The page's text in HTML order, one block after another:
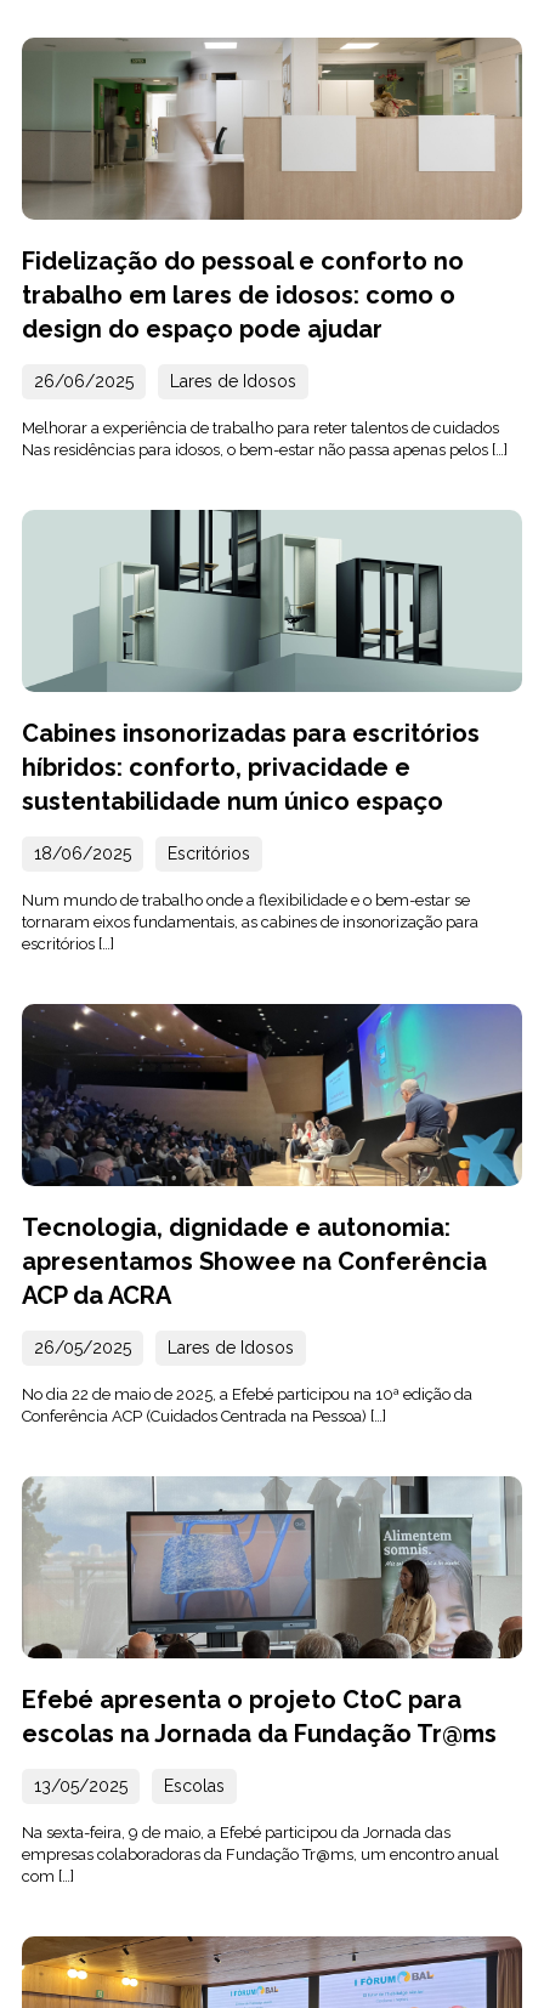
Fidelização do pessoal e conforto no
trabalho em lares de idosos: como o
design do espaço pode ajudar
26/06/2025 Lares de Idosos
Melhorar a experiência de trabalho para reter talentos de cuidados
Nas residências para idosos, o bem-estar não passa apenas pelos […]
Cabines insonorizadas para escritórios
híbridos: conforto, privacidade e
sustentabilidade num único espaço
18/06/2025 Escritórios
Num mundo de trabalho onde a flexibilidade e o bem-estar se
tornaram eixos fundamentais, as cabines de insonorização para
escritórios […]
Tecnologia, dignidade e autonomia:
apresentamos Showee na Conferência
ACP da ACRA
26/05/2025 Lares de Idosos
No dia 22 de maio de 2025, a Efebé participou na 10ª edição da
Conferência ACP (Cuidados Centrada na Pessoa) […]
Efebé apresenta o projeto CtoC para
escolas na Jornada da Fundação Tr@ms
13/05/2025 Escolas
Na sexta-feira, 9 de maio, a Efebé participou da Jornada das
empresas colaboradoras da Fundação Tr@ms, um encontro anual
com […]